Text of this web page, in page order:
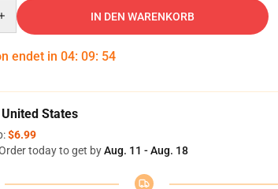
IN DEN WARENKORB
endet in 04: 09: 53
States
$6.99
today to get byAug. 11 - Aug. 18